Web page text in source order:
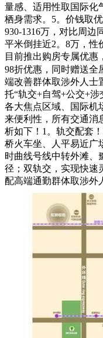
量感、适用性取国际化
栖身需求。5。价钱取
930-1316万，对比周边
平米倒挂近2。8万，性
目前推出购房专属优
98折优惠，同时赠送全
端改善群体取涉外人士
托“轨交+自驾+公交+
各大焦点区域、国际机
来便利性，所有交通消
析如下！1。轨交配套
桥火车坐、人平易近广
时曲线号线中转外滩、
径；双轨交，实现快速
配高端通勤群体取涉外